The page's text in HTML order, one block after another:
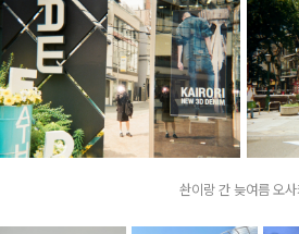
솬이랑 간 늦여름 오사